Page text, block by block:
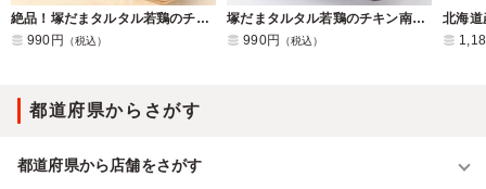
絶品！塚だまタルタル若鶏のチキン南蛮弁当
990円
（税込）
塚だまタルタル若鶏のチキン南蛮と塩鮭の幕ノ内弁当
990円
（税込）
都道府県からさがす
都道府県から店舗をさがす